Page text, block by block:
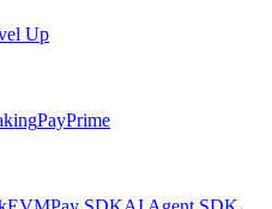
Up
PayPrime